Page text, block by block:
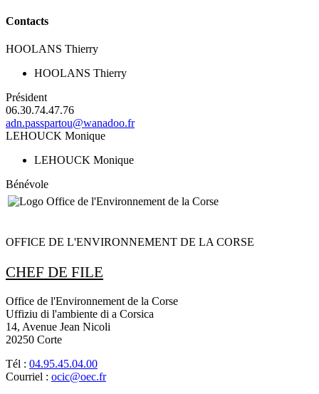
Contacts
HOOLANS Thierry
HOOLANS Thierry
Président
06.30.74.47.76
adn.passpartou@wanadoo.fr
LEHOUCK Monique
LEHOUCK Monique
Bénévole
OFFICE DE L'ENVIRONNEMENT DE LA CORSE
CHEF DE FILE
Office de l'Environnement de la Corse
Uffiziu di l'ambiente di a Corsica
14, Avenue Jean Nicoli
20250 Corte
Tél : 04.95.45.04.00
Courriel : ocic@oec.fr